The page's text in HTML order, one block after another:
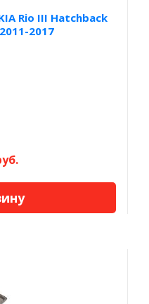
Rio III Hatchback
2017